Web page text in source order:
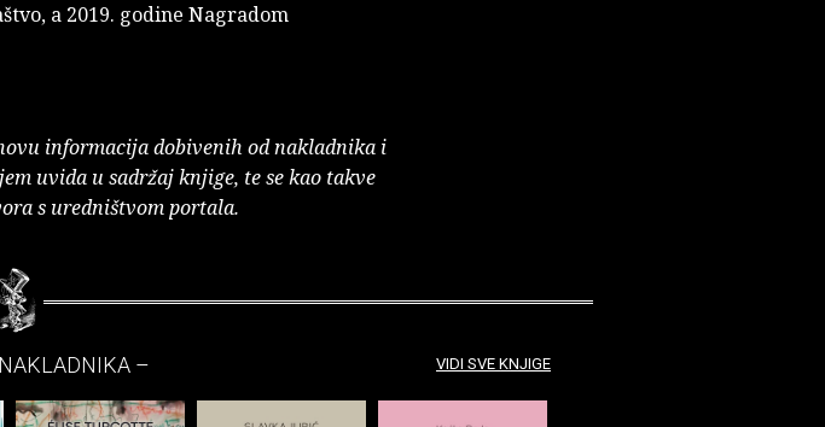
a 2019. godine Nagradom
informacija dobivenih od nakladnika i
uvida u sadržaj knjige, te se kao takve
s uredništvom portala.
– VIDI SVE KNJIGE